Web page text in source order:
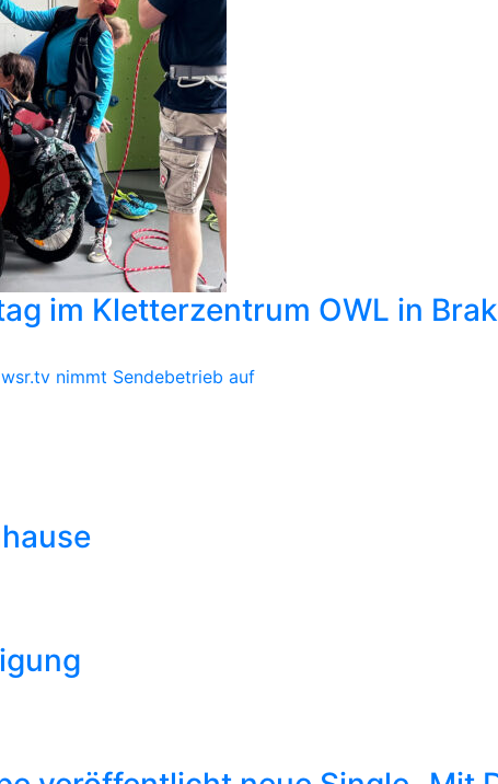
im Kletterzentrum OWL in
nimmt Sendebetrieb auf